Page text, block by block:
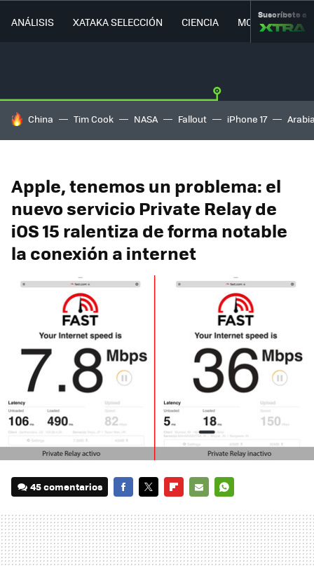
ANÁLISIS XATAKA SELECCIÓN CIENCIA MOVILIDAD
Suscríbete a
HOY SE HABLA DE
China Tim Cook NASA Fallout iPhone 17
Apple, tenemos un problema: el
nuevo servicio Private Relay de
iOS 15 ralentiza de forma notable
la conexión a internet
45 comentarios
MAIL